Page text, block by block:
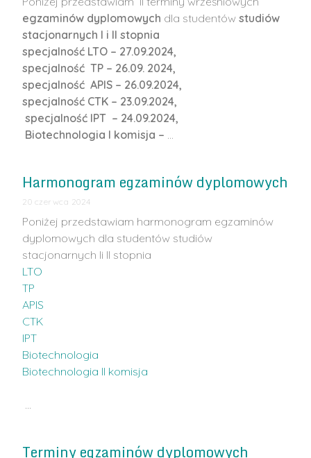
egzaminów dyplomowych dla studentówstudiów
stacjonarnych I i II stopnia
specjalność LTO – 27.09.2024,
specjalność TP – 26.09. 2024,
specjalność APIS – 26.09.2024,
specjalność CTK – 23.09.2024,
specjalność IPT – 24.09.2024,
Biotechnologia I komisja – …
Harmonogram egzaminów dyplomowych
20 czerwca 2024
Poniżej przedstawiam harmonogram egzaminów
dyplomowych dla studentów studiów
stacjonarnych Ii II stopnia
LTO
TP
APIS
CTK
IPT
Biotechnologia
Biotechnologia II komisja
…
Terminy egzaminów dyplomowych